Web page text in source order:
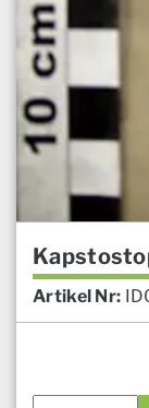
Artikel Nr: